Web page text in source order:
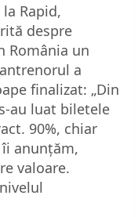
Rapid,
despre
România un
a
finalizat: „Din
au luat biletele
90%, chiar
anunțăm,
valoare.